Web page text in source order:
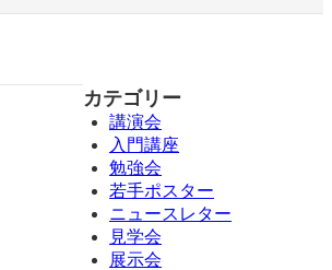
カテゴリー
講演会
入門講座
勉強会
若手ポスター
ニュースレター
見学会
展示会